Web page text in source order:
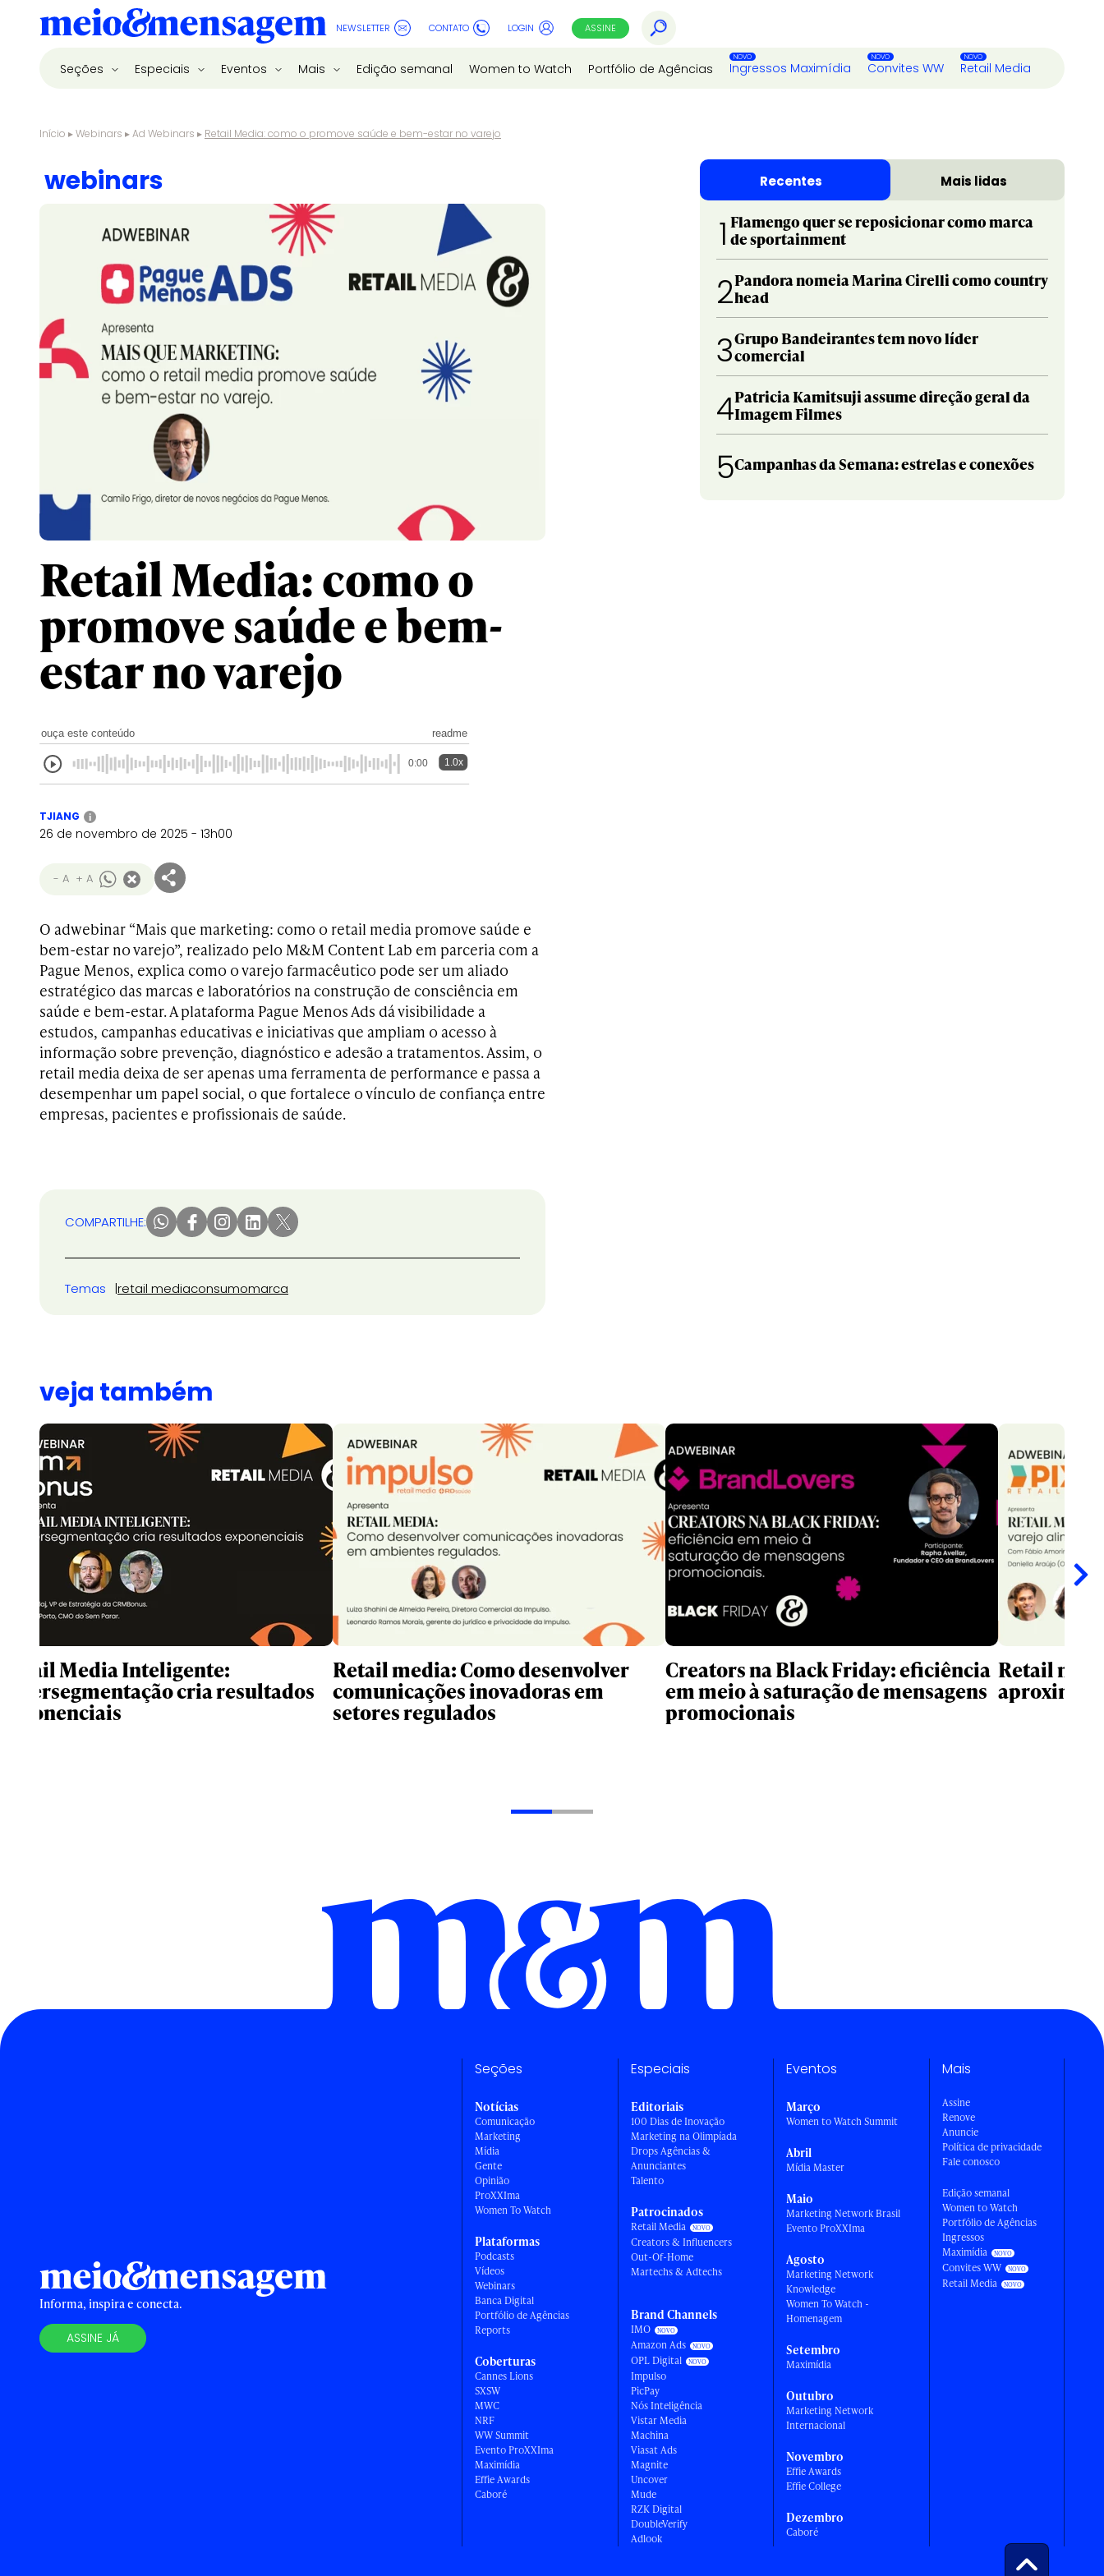
NEWSLETTER CONTATO LOGIN ASSINE
Seções Especiais Eventos Mais Edição semanal Women to Watch Portfólio de Agências Ingressos Maximídia Convites WW Retail Media
Início ▸Webinars ▸Ad Webinars ▸ Retail Media: como o promove saúde e bem-estar no varejo
webinars
Retail Media: como o
promove saúde e bem-
estar no varejo
ouça este conteúdo readme
0:00 1.0x
TJIANG i
26 de novembro de 2025 - 13h00
- A + A
O adwebinar “Mais que marketing: como o retail media promove saúde e
bem-estar no varejo”, realizado pelo M&M Content Lab em parceria com a
Pague Menos, explica como o varejo farmacêutico pode ser um aliado
estratégico das marcas e laboratórios na construção de consciência em
saúde e bem-estar. A plataforma Pague Menos Ads dá visibilidade a
estudos, campanhas educativas e iniciativas que ampliam o acesso à
informação sobre prevenção, diagnóstico e adesão a tratamentos. Assim, o
retail media deixa de ser apenas uma ferramenta de performance e passa a
desempenhar um papel social, o que fortalece o vínculo de confiança entre
empresas, pacientes e profissionais de saúde.
COMPARTILHE:
Temas retail mediaconsumomarca
Recentes Mais lidas
1 Flamengo quer se reposicionar como marca
de sportainment
2Pandora nomeia Marina Cirelli como country
head
3Grupo Bandeirantes tem novo líder
comercial
4Patricia Kamitsuji assume direção geral da
Imagem Filmes
5Campanhas da Semana: estrelas e conexões
veja também
Retail Media Inteligente:
hipersegmentação cria resultados
exponenciais
Retail media: Como desenvolver
comunicações inovadoras em
setores regulados
Creators na Black Friday: eficiência
em meio à saturação de mensagens
promocionais
Retail
aproxima
Informa, inspira e conecta.
ASSINE JÁ
Seções
Notícias
Comunicação
Marketing
Mídia
Gente
Opinião
ProXXIma
Women To Watch
Plataformas
Podcasts
Vídeos
Webinars
Banca Digital
Portfólio de Agências
Reports
Coberturas
Cannes Lions
SXSW
MWC
NRF
WW Summit
Evento ProXXIma
Maximídia
Effie Awards
Caboré
Especiais
Editoriais
100 Dias de Inovação
Marketing na Olimpíada
Drops Agências &
Anunciantes
Talento
Patrocinados
Retail Media
Creators & Influencers
Out-Of-Home
Martechs & Adtechs
Brand Channels
IMO
Amazon Ads
OPL Digital
Impulso
PicPay
Nós Inteligência
Vistar Media
Machina
Viasat Ads
Magnite
Uncover
Mude
RZK Digital
DoubleVerify
Adlook
Eventos
Março
Women to Watch Summit
Abril
Mídia Master
Maio
Marketing Network Brasil
Evento ProXXIma
Agosto
Marketing Network
Knowledge
Women To Watch -
Homenagem
Setembro
Maximídia
Outubro
Marketing Network
Internacional
Novembro
Effie Awards
Effie College
Dezembro
Caboré
Mais
Assine
Renove
Anuncie
Política de privacidade
Fale conosco
Edição semanal
Women to Watch
Portfólio de Agências
Ingressos
Maximídia
Convites WW
Retail Media